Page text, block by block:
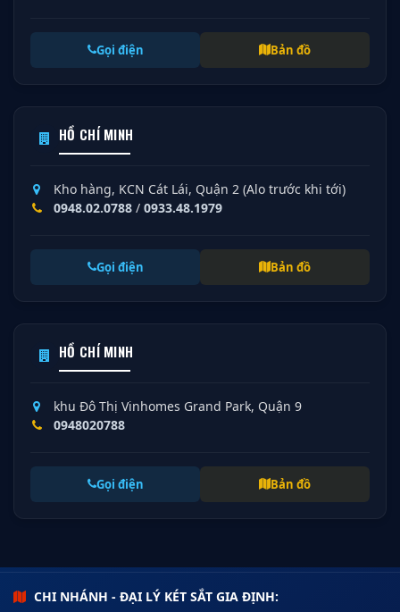
Gọi điện Bản đồ
HỒ CHÍ MINH
Kho hàng, KCN Cát Lái, Quận 2 (Alo trước khi tới)
0948.02.0788 / 0933.48.1979
Gọi điện Bản đồ
HỒ CHÍ MINH
khu Đô Thị Vinhomes Grand Park, Quận 9
0948020788
Gọi điện Bản đồ
CHI NHÁNH - ĐẠI LÝ KÉT SẮT GIA ĐỊNH: